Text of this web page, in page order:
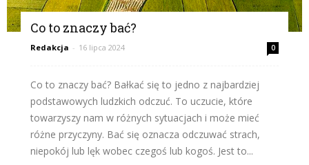
Co to znaczy bać?
Redakcja - 16 lipca 2024 0
Co to znaczy bać? Bałkać się to jedno z najbardziej
podstawowych ludzkich odczuć. To uczucie, które
towarzyszy nam w różnych sytuacjach i może mieć
różne przyczyny. Bać się oznacza odczuwać strach,
niepokój lub lęk wobec czegoś lub kogoś. Jest to...